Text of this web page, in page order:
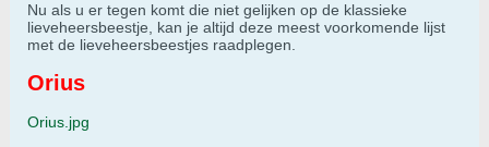
Nu als u er tegen komt die niet gelijken op de klassieke
lieveheersbeestje, kan je altijd deze meest voorkomende lijst
met de lieveheersbeestjes raadplegen.
Orius
Orius.jpg